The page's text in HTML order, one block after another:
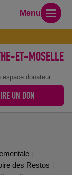
ET-MOSELLE
espace donateur
UN DON
Menu
des Restos